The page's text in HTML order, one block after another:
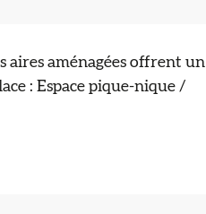
aires aménagées offrent un
: Espace pique-nique /